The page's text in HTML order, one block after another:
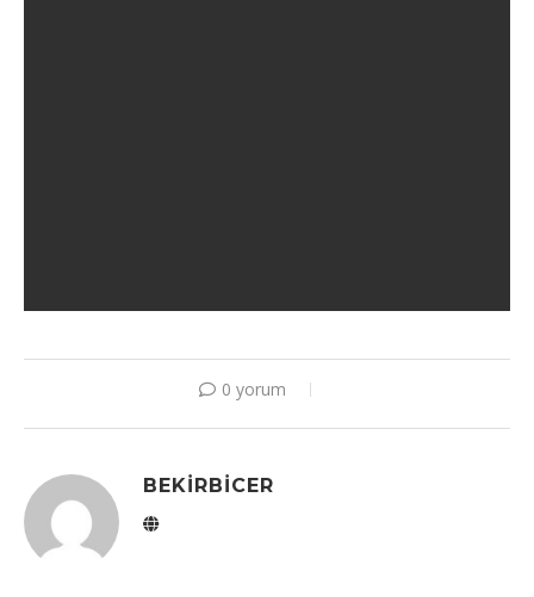
0 yorum
BEKIRBICER